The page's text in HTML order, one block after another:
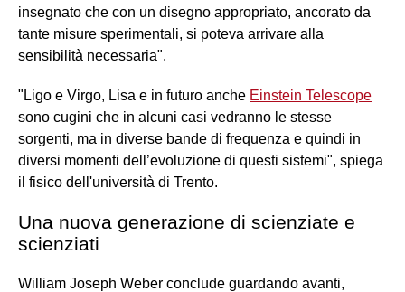
insegnato che con un disegno appropriato, ancorato da
tante misure sperimentali, si poteva arrivare alla
sensibilità necessaria".
"Ligo e Virgo, Lisa e in futuro anche Einstein Telescope
sono cugini che in alcuni casi vedranno le stesse
sorgenti, ma in diverse bande di frequenza e quindi in
diversi momenti dell’evoluzione di questi sistemi", spiega
il fisico dell'università di Trento.
Una nuova generazione di scienziate e
scienziati
William Joseph Weber conclude guardando avanti,